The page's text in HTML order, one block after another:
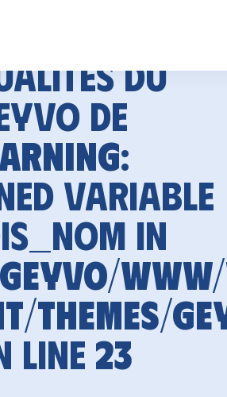
du
de
:
variable
in
themes/
line 23